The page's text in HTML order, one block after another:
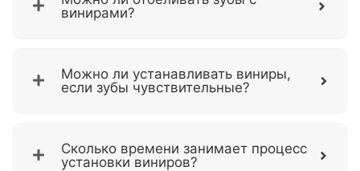
винирами?
Можно ли устанавливать виниры,
если зубы чувствительные?
Сколько времени занимает процесс
установки виниров?